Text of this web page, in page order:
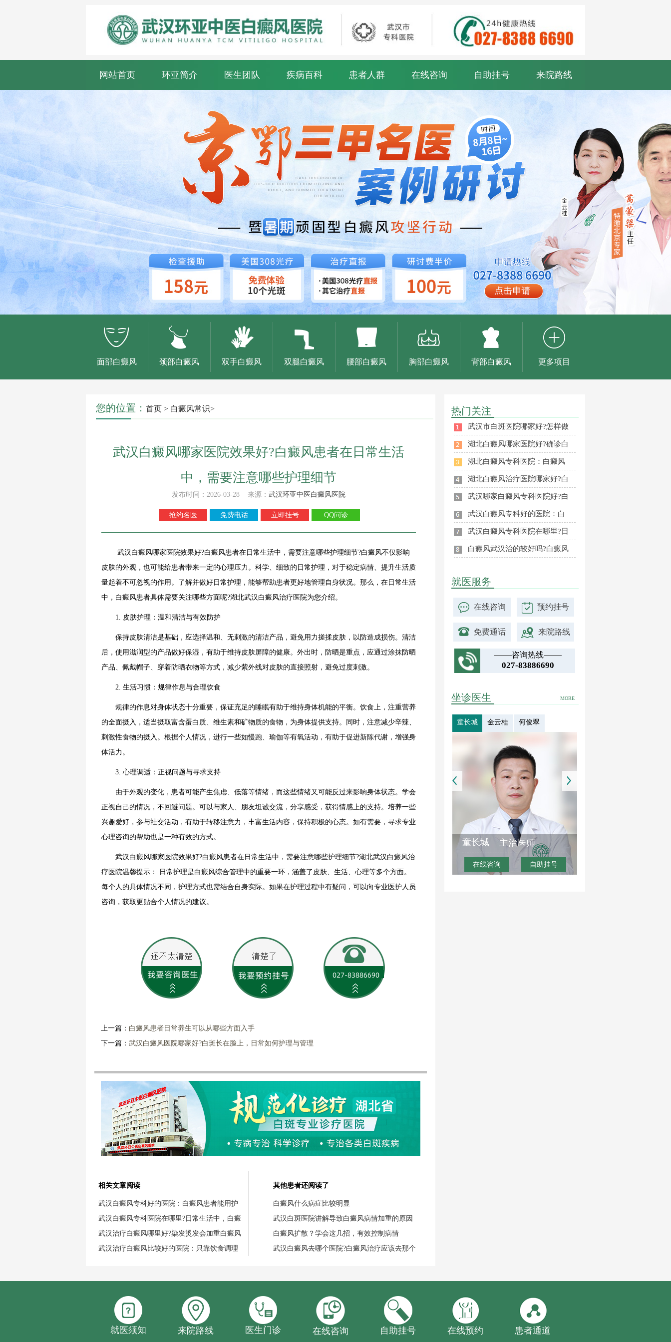
网站首页 环亚简介 医生团队 疾病百科 患者人群 在线咨询 自助挂号 来院路线
面部白癜风 颈部白癜风 双手白癜风 双腿白癜风 腰部白癜风 胸部白癜风 背部白癜风 更多项目
您的位置： 首页 > 白癜风常识>
武汉白癜风哪家医院效果好?白癜风患者在日常生活
中，需要注意哪些护理细节
发布时间：2026-03-28 来源： 武汉环亚中医白癜风医院
抢约名医 免费电话 立即挂号 QQ问诊
武汉白癜风哪家医院效果好?白癜风患者在日常生活中，需要注意哪些护理细节?白癜风不仅影响
皮肤的外观，也可能给患者带来一定的心理压力。科学、细致的日常护理，对于稳定病情、提升生活质
量起着不可忽视的作用。了解并做好日常护理，能够帮助患者更好地管理自身状况。那么，在日常生活
中，白癜风患者具体需要关注哪些方面呢?湖北武汉白癜风治疗医院为您介绍。
1. 皮肤护理：温和清洁与有效防护
保持皮肤清洁是基础，应选择温和、无刺激的清洁产品，避免用力搓揉皮肤，以防造成损伤。清洁
后，使用滋润型的产品做好保湿，有助于维持皮肤屏障的健康。外出时，防晒是重点，应通过涂抹防晒
产品、佩戴帽子、穿着防晒衣物等方式，减少紫外线对皮肤的直接照射，避免过度刺激。
2. 生活习惯：规律作息与合理饮食
规律的作息对身体状态十分重要，保证充足的睡眠有助于维持身体机能的平衡。饮食上，注重营养
的全面摄入，适当摄取富含蛋白质、维生素和矿物质的食物，为身体提供支持。同时，注意减少辛辣、
刺激性食物的摄入。根据个人情况，进行一些如慢跑、瑜伽等有氧活动，有助于促进新陈代谢，增强身
体活力。
3. 心理调适：正视问题与寻求支持
由于外观的变化，患者可能产生焦虑、低落等情绪，而这些情绪又可能反过来影响身体状态。学会
正视自己的情况，不回避问题。可以与家人、朋友坦诚交流，分享感受，获得情感上的支持。培养一些
兴趣爱好，参与社交活动，有助于转移注意力，丰富生活内容，保持积极的心态。如有需要，寻求专业
心理咨询的帮助也是一种有效的方式。
武汉白癜风哪家医院效果好?白癜风患者在日常生活中，需要注意哪些护理细节?湖北武汉白癜风治
疗医院温馨提示： 日常护理是白癜风综合管理中的重要一环，涵盖了皮肤、生活、心理等多个方面。
每个人的具体情况不同，护理方式也需结合自身实际。如果在护理过程中有疑问，可以向专业医护人员
咨询，获取更贴合个人情况的建议。
上一篇： 白癜风患者日常养生可以从哪些方面入手
下一篇： 武汉白癜风医院哪家好?白斑长在脸上，日常如何护理与管理
相关文章阅读
武汉白癜风专科好的医院：白癜风患者能用护
武汉白癜风专科医院在哪里?日常生活中，白癜
武汉治疗白癜风哪里好?染发烫发会加重白癜风
武汉治疗白癜风比较好的医院：只靠饮食调理
其他患者还阅读了
白癜风什么病症比较明显
武汉白斑医院讲解导致白癜风病情加重的原因
白癜风扩散？学会这几招，有效控制病情
武汉白癜风去哪个医院?白癜风治疗应该去那个
热门关注
武汉市白斑医院哪家好?怎样做
湖北白癜风哪家医院好?确诊白
湖北白癜风专科医院：白癜风
湖北白癜风治疗医院哪家好?白
武汉哪家白癜风专科医院好?白
武汉白癜风专科好的医院：白
武汉白癜风专科医院在哪里?日
白癜风武汉治的较好吗?白癜风
就医服务
在线咨询 预约挂号
免费通话 来院路线
咨询热线
027-83886690
MORE
坐诊医生
童长城 金云桂 何俊翠
童长城 主治医师
在线咨询 自助挂号
就医须知 来院路线 医生门诊 在线咨询 自助挂号 在线预约 患者通道